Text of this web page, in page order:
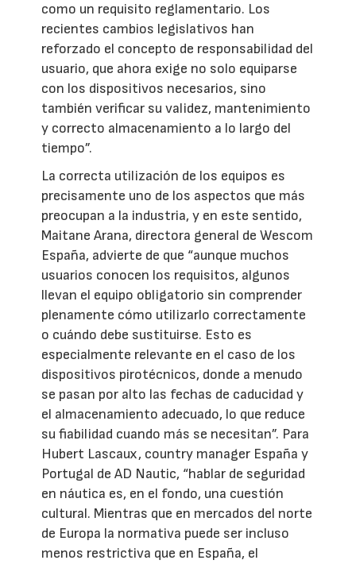
como un requisito reglamentario. Los
recientes cambios legislativos han
reforzado el concepto de responsabilidad del
usuario, que ahora exige no solo equiparse
con los dispositivos necesarios, sino
también verificar su validez, mantenimiento
y correcto almacenamiento a lo largo del
tiempo”.
La correcta utilización de los equipos es
precisamente uno de los aspectos que más
preocupan a la industria, y en este sentido,
Maitane Arana, directora general de Wescom
España, advierte de que “aunque muchos
usuarios conocen los requisitos, algunos
llevan el equipo obligatorio sin comprender
plenamente cómo utilizarlo correctamente
o cuándo debe sustituirse. Esto es
especialmente relevante en el caso de los
dispositivos pirotécnicos, donde a menudo
se pasan por alto las fechas de caducidad y
el almacenamiento adecuado, lo que reduce
su fiabilidad cuando más se necesitan”. Para
Hubert Lascaux, country manager España y
Portugal de AD Nautic, “hablar de seguridad
en náutica es, en el fondo, una cuestión
cultural. Mientras que en mercados del norte
de Europa la normativa puede ser incluso
menos restrictiva que en España, el